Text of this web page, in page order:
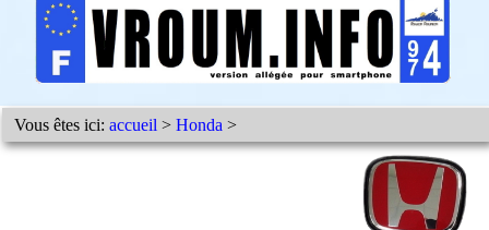
Vous êtes ici:accueil >Honda >